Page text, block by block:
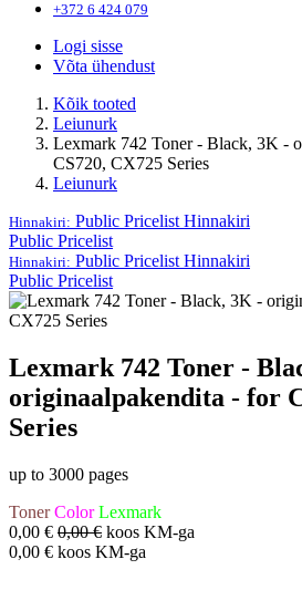
+372 6 424 079
Logi sisse
Võta ühendust
Kõik tooted
Leiunurk
Lexmark 742 Toner - Black, 3K -
CS720, CX725 Series
Leiunurk
Hinnakiri: Public Pricelist Hinnakiri
Public Pricelist
Hinnakiri: Public Pricelist Hinnakiri
Public Pricelist
Lexmark 742 Toner -
originaalpakendita - for
Series
up to 3000 pages
Toner Color Lexmark
0,00 € 0,00€ koos KM-ga
0,00 € koos KM-ga